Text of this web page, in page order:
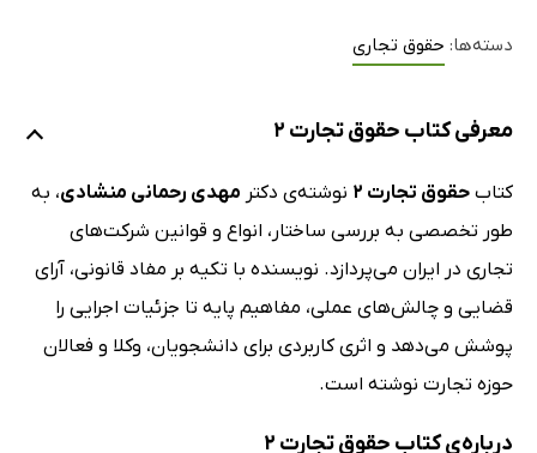
دسته‌ها: حقوق تجاری
معرفی کتاب حقوق تجارت 2
کتاب حقوق تجارت 2 نوشته‌ی دکتر مهدی رحمانی منشادی، به
طور تخصصی به بررسی ساختار، انواع و قوانین شرکت‌های
تجاری در ایران می‌پردازد. نویسنده با تکیه بر مفاد قانونی، آرای
قضایی و چالش‌های عملی، مفاهیم پایه تا جزئیات اجرایی را
پوشش می‌دهد و اثری کاربردی برای دانشجویان، وکلا و فعالان
حوزه تجارت نوشته است.
درباره‌ی کتاب حقوق تجارت 2